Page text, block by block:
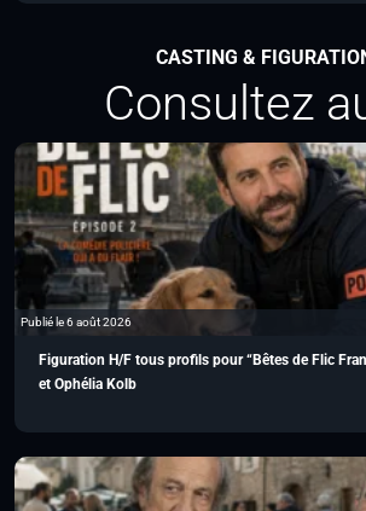
CASTING &
Consultez
Publié le 6 août 2026
Figuration H/F tous profils pour “Bêtes de Flic
et Ophélia Kolb